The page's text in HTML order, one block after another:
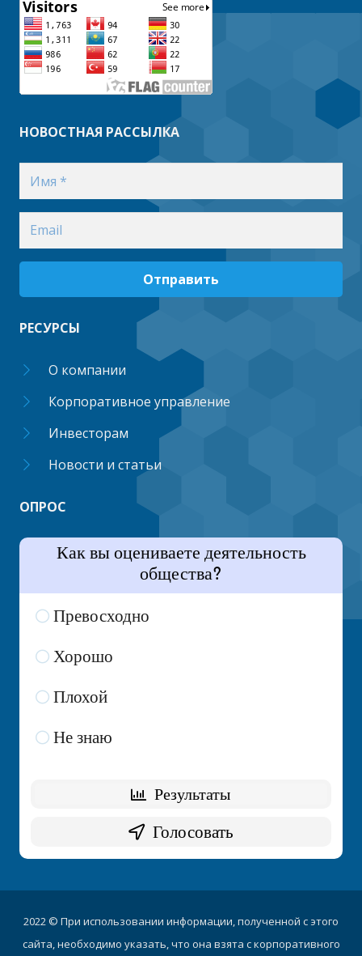
НОВОСТНАЯ РАССЫЛКА
Отправить
РЕСУРСЫ
О компании
Корпоративное управление
Инвесторам
Новости и статьи
ОПРОС
Как вы оцениваете деятельность
общества?
Превосходно
Хорошо
Плохой
Не знаю
2022 © При использовании информации, полученной с этого
сайта, необходимо указать, что она взята с корпоративного